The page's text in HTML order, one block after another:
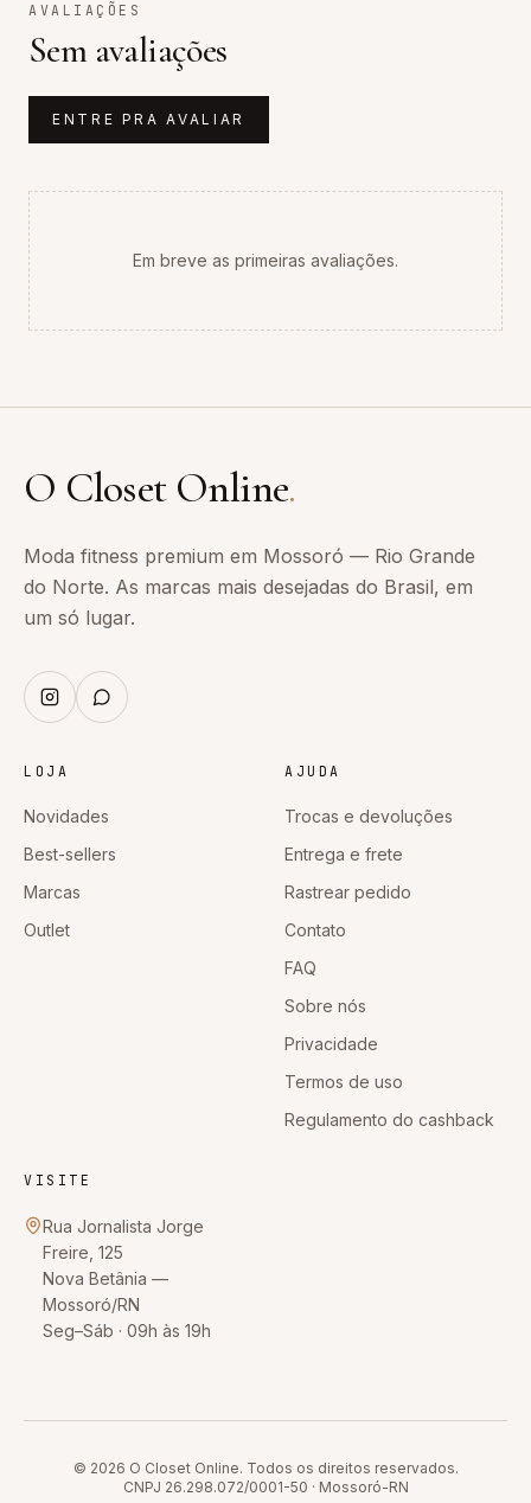
AVALIAÇÕES
Sem avaliações
ENTRE PRA AVALIAR
Em breve as primeiras avaliações.
O Closet Online.
Moda fitness premium em Mossoró — Rio Grande
do Norte. As marcas mais desejadas do Brasil, em
um só lugar.
LOJA
Novidades
Best-sellers
Marcas
Outlet
AJUDA
Trocas e devoluções
Entrega e frete
Rastrear pedido
Contato
FAQ
Sobre nós
Privacidade
Termos de uso
Regulamento do cashback
VISITE
Rua Jornalista Jorge
Freire, 125
Nova Betânia —
Mossoró/RN
Seg–Sáb · 09h às 19h
© 2026 O Closet Online. Todos os direitos reservados.
CNPJ 26.298.072/0001-50 · Mossoró-RN